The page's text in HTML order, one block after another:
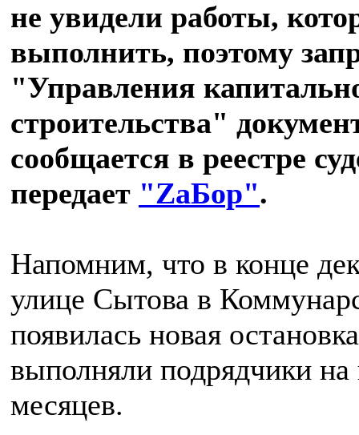
не увидели работы,
выполнить, поэтому
"Управления
строительства"
сообщается в реестре
передает "ZаБор".
Напомним, что в конце
улице Сытова в
появилась новая
выполняли подрядчики
месяцев.